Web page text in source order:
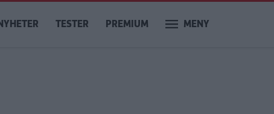
TESTER PREMIUM MENY